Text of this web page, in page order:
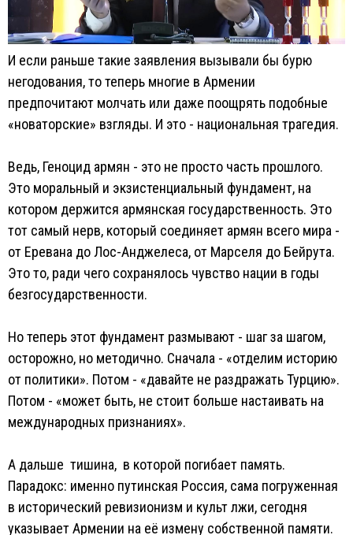
И если раньше такие заявления вызывали бы бурю
негодования, то теперь многие в Армении
предпочитают молчать или даже поощрять подобные
«новаторские» взгляды. И это - национальная трагедия.
Ведь, Геноцид армян - это не просто часть прошлого.
Это моральный и экзистенциальный фундамент, на
котором держится армянская государственность. Это
тот самый нерв, который соединяет армян всего мира -
от Еревана до Лос-Анджелеса, от Марселя до Бейрута.
Это то, ради чего сохранялось чувство нации в годы
безгосударственности.
Но теперь этот фундамент размывают - шаг за шагом,
осторожно, но методично. Сначала - «отделим историю
от политики». Потом - «давайте не раздражать Турцию».
Потом - «может быть, не стоит больше настаивать на
международных признаниях».
А дальше тишина, в которой погибает память.
Парадокс: именно путинская Россия, сама погруженная
в исторический ревизионизм и культ лжи, сегодня
указывает Армении на её измену собственной памяти.